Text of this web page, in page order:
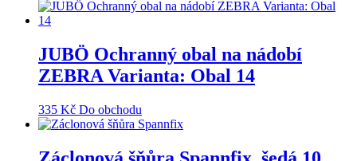
JUBÖ Ochranný obal na nádobí
ZEBRA Varianta: Obal 14
335 Kč Do obchodu